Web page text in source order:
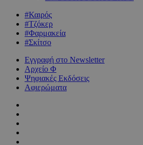
#Καιρός
#Τζόκερ
#Φαρμακεία
#Σκίτσο
Εγγραφή στο Newsletter
Αρχείο Φ
Ψηφιακές Εκδόσεις
Αφιερώματα